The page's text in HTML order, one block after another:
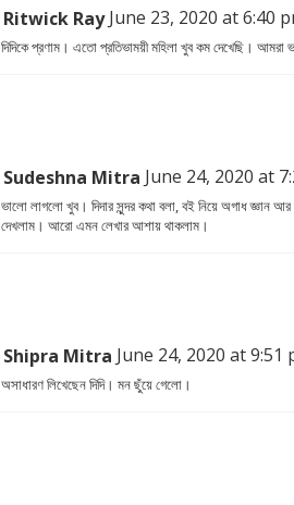
Ritwick Ray June 23, 2020 at 6:40
দিদিকে প্রণাম। এতো প্রতিভাময়ী মহিলা খুব কম দেখেছি। আমরা
Sudeshna Mitra June 24, 2020 at
ভালো লাগলো খুব। দিদার সুন্দর কথা বলা, বই নিয়ে অগাধ
দেখলাম। আরো এমন লেখার আশায় থাকলাম।
Shipra Mitra June 24, 2020 at 9:51
অসাধারণ লিখেছেন দিদি। মন ছুঁয়ে গেলো।